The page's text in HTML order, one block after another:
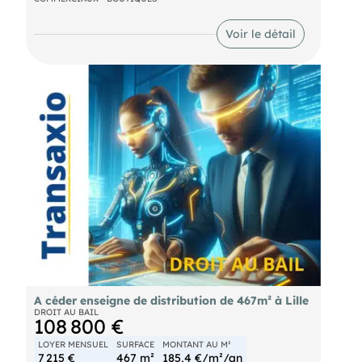
prévoir. Un beau projet pour doubler votre surface
d'accueil !
Voir le détail
A céder enseigne de distribution de 467m² à Lille
DROIT AU BAIL
108 800 €
LOYER MENSUEL
7 215 €
SURFACE
467 m²
MONTANT AU M²
185,4 €/m²/an